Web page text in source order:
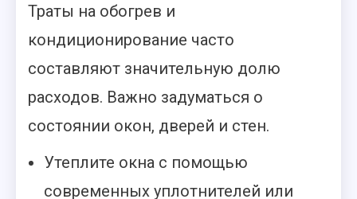
Траты на обогрев и
кондиционирование часто
составляют значительную долю
расходов. Важно задуматься о
состоянии окон, дверей и стен.
Утеплите окна с помощью
современных уплотнителей или